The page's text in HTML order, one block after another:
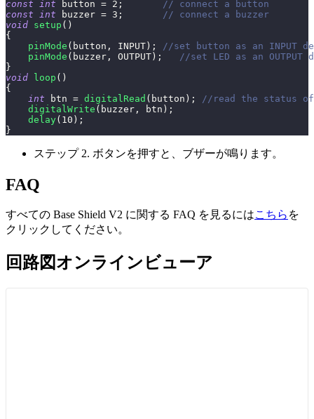
const int button = 2 ;
// connect a button
const
int buzzer = 3 ;
// connect a buzzer
void setup ( )
{
pinMode ( button , INPUT) ;
//set button as an INPUT
pinMode ( buzzer , OUTPUT) ;
//set LED as an OUTPUT
}
void loop ( )
{
int btn = digitalRead ( button ) ;
//read the status
digitalWrite ( buzzer , btn ) ;
delay( 10 ) ;
}
ステップ 2. ボタンを押すと、ブザーが鳴ります。
FAQ
すべての Base Shield V2 に関する FAQ を見るにはこちら を
クリックしてください。
回路図オンラインビューア